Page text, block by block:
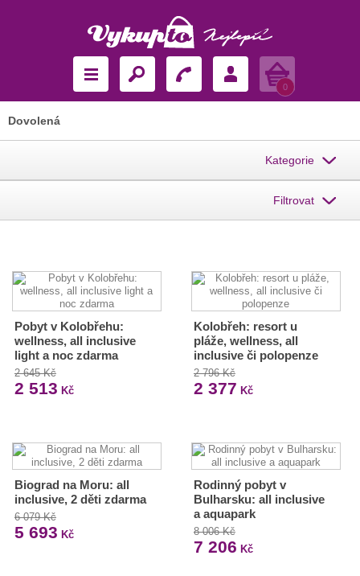
Košík
0
Dovolená
Kategorie
Filtrovat
Pobyt v Kolobřehu:
wellness, all inclusive
light a noc zdarma
2 645 Kč
2 513 Kč
Kolobřeh: resort u
pláže, wellness, all
inclusive či polopenze
2 796 Kč
2 377 Kč
Biograd na Moru: all
inclusive, 2 děti zdarma
6 079 Kč
5 693 Kč
Rodinný pobyt v
Bulharsku: all inclusive
a aquapark
8 006 Kč
7 206 Kč